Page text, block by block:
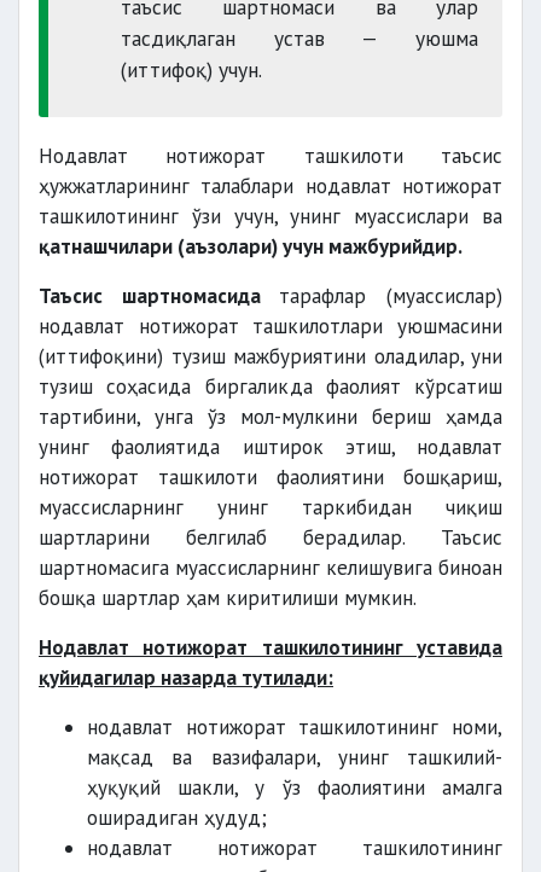
таъсис шартномаси ва улар
тасдиқлаган устав — уюшма
(иттифоқ) учун.
Нодавлат нотижорат ташкилоти таъсис
ҳужжатларининг талаблари нодавлат нотижорат
ташкилотининг ўзи учун, унинг муассислари ва
қатнашчилари (аъзолари) учун мажбурийдир.
Таъсис шартномасида тарафлар (муассислар)
нодавлат нотижорат ташкилотлари уюшмасини
(иттифоқини) тузиш мажбуриятини оладилар, уни
тузиш соҳасида биргаликда фаолият кўрсатиш
тартибини, унга ўз мол-мулкини бериш ҳамда
унинг фаолиятида иштирок этиш, нодавлат
нотижорат ташкилоти фаолиятини бошқариш,
муассисларнинг унинг таркибидан чиқиш
шартларини белгилаб берадилар. Таъсис
шартномасига муассисларнинг келишувига биноан
бошқа шартлар ҳам киритилиши мумкин.
Нодавлат нотижорат ташкилотининг уставида
қуйидагилар назарда тутилади:
нодавлат нотижорат ташкилотининг номи,
мақсад ва вазифалари, унинг ташкилий-
ҳуқуқий шакли, у ўз фаолиятини амалга
оширадиган ҳудуд;
нодавлат нотижорат ташкилотининг